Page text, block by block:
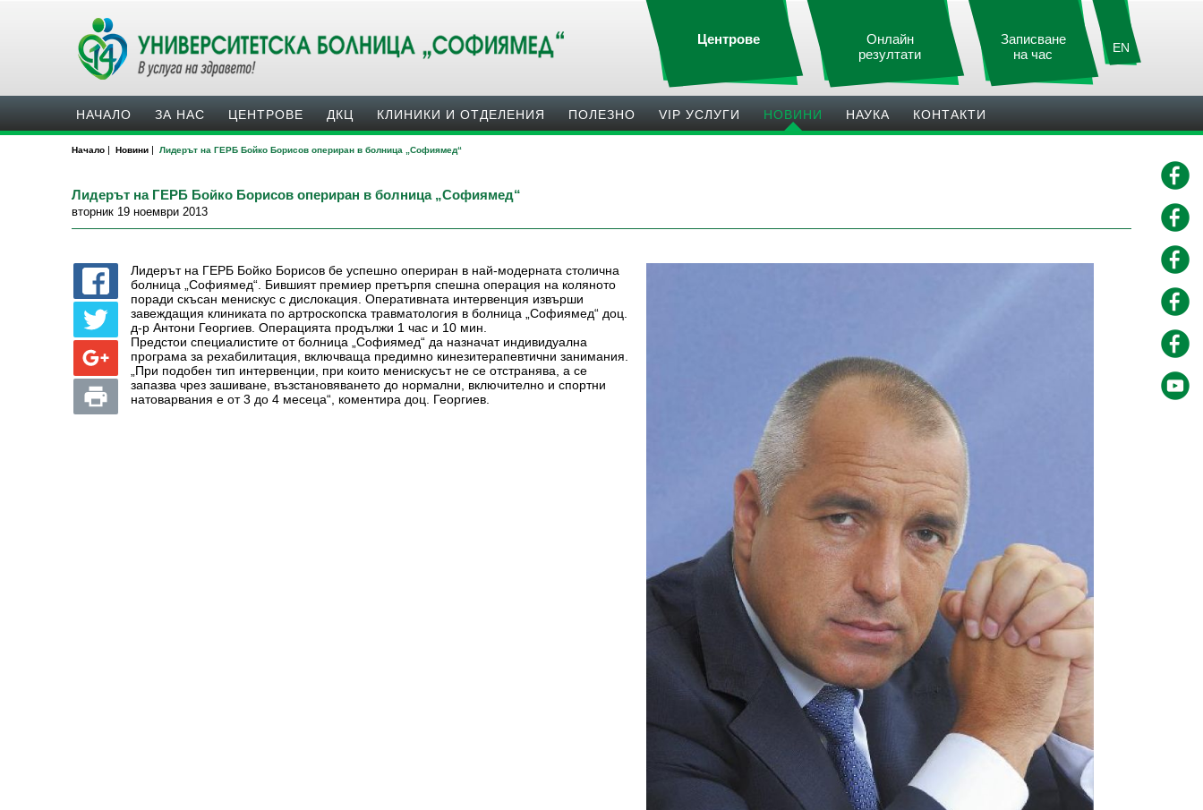
EN
Записване
на час
Онлайн
резултати
Центрове
НАЧАЛО ЗА НАС ЦЕНТРОВЕ ДКЦ КЛИНИКИ И ОТДЕЛЕНИЯ ПОЛЕЗНO VIP УСЛУГИ НОВИНИ НАУКА КОНТАКТИ
Начало | Новини | Лидерът на ГЕРБ Бойко Борисов опериран в болница „Софиямед“
Лидерът на ГЕРБ Бойко Борисов опериран в болница „Софиямед“
вторник 19 ноември 2013
Лидерът на ГЕРБ Бойко Борисов бе успешно опериран в най-модерната столична
болница „Софиямед“. Бившият премиер претърпя спешна операция на коляното
поради скъсан менискус с дислокация. Оперативната интервенция извърши
завеждащия клиниката по артроскопска травматология в болница „Софиямед“ доц.
д-р Антони Георгиев. Операцията продължи 1 час и 10 мин.
Предстои специалистите от болница „Софиямед“ да назначат индивидуална
програма за рехабилитация, включваща предимно кинезитерапевтични занимания.
„При подобен тип интервенции, при които менискусът не се отстранява, а се
запазва чрез зашиване, възстановяването до нормални, включително и спортни
натоварвания е от 3 до 4 месеца“, коментира доц. Георгиев.